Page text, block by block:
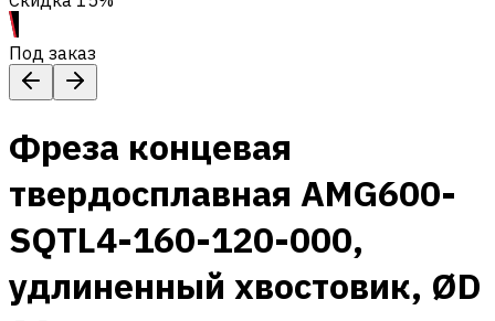
Под заказ
Фреза концевая
твердосплавная AMG600-
SQTL4-160-120-000,
удлиненный хвостовик, ØD